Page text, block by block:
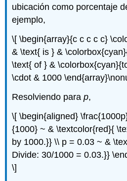
ubicación como porcentaje
ejemplo,
\[ \begin{array}{c c c c c}
& \text{ is } &
\text{ of } &
\cdot & 1000
Resolviendo parap,
\[ \begin{aligned}
{1000} ~ & \textcolor{red}{
by 1000.}} \\ p = 0.03 ~ &
Divide: 30/1000 = 0.03.}}
\]